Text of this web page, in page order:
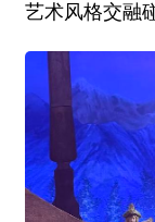
艺术风格交融